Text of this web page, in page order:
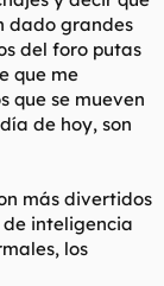
dado grandes
del foro putas
que me
que se mueven
de hoy, son
más divertidos
inteligencia
los